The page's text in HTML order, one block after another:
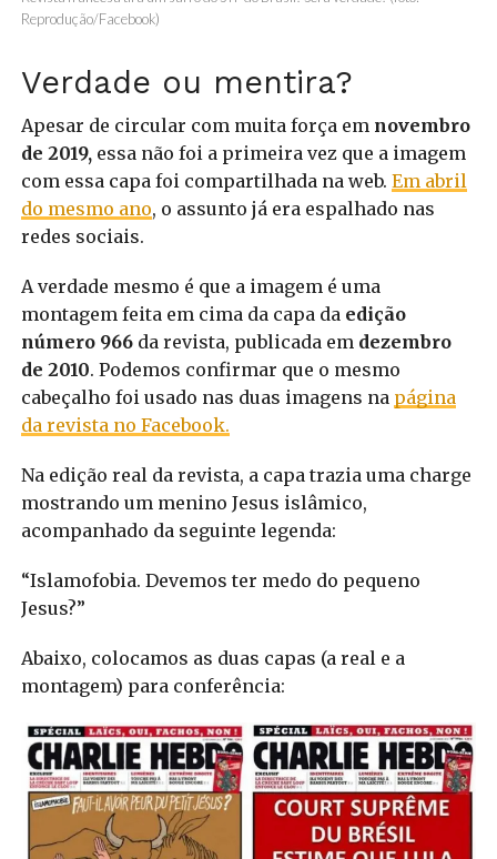
Reprodução/Facebook)
Verdade ou mentira?
Apesar de circular com muita força em novembro
de 2019,essa não foi a primeira vez que a imagem
com essa capa foi compartilhada na web. Em abril
do mesmo ano, o assunto já era espalhado nas
redes sociais.
A verdade mesmo é que a imagem é uma
montagem feita em cima da capa da edição
número 966da revista, publicada em dezembro
de 2010. Podemos confirmar que o mesmo
cabeçalho foi usado nas duas imagens na página
da revista no Facebook.
Na edição real da revista, a capa trazia uma charge
mostrando um menino Jesus islâmico,
acompanhado da seguinte legenda:
“Islamofobia. Devemos ter medo do pequeno
Jesus?”
Abaixo, colocamos as duas capas (a real e a
montagem) para conferência: